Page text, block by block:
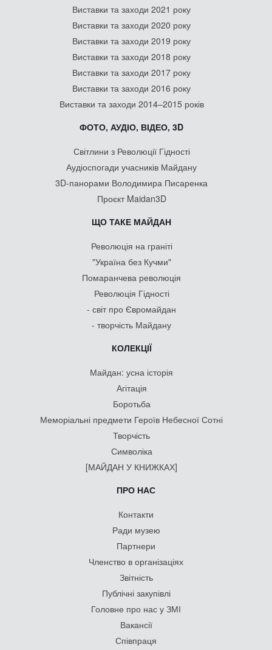
Виставки та заходи 2021 року
Виставки та заходи 2020 року
Виставки та заходи 2019 року
Виставки та заходи 2018 року
Виставки та заходи 2017 року
Виставки та заходи 2016 року
Виставки та заходи 2014–2015 років
ФОТО, АУДІО, ВІДЕО, 3D
Світлини з Революції Гідності
Аудіоспогади учасників Майдану
3D-панорами Володимира Писаренка
Проєкт Maidan3D
ЩО ТАКЕ МАЙДАН
Революція на граніті
"Україна без Кучми"
Помаранчева революція
Революція Гідності
- світ про Євромайдан
- творчість Майдану
КОЛЕКЦІЇ
Майдан: усна історія
Агітація
Боротьба
Меморіальні предмети Героїв Небесної Сотні
Творчість
Символіка
[МАЙДАН У КНИЖКАХ]
ПРО НАС
Контакти
Ради музею
Партнери
Членство в організаціях
Звітність
Публічні закупівлі
Головне про нас у ЗМІ
Вакансії
Співпраця